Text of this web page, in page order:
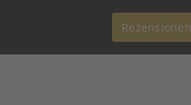
Rezensionen